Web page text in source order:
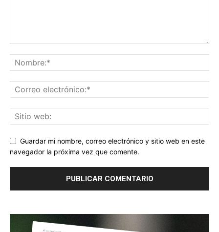
Guardar mi nombre, correo electrónico y sitio web en este
navegador la próxima vez que comente.